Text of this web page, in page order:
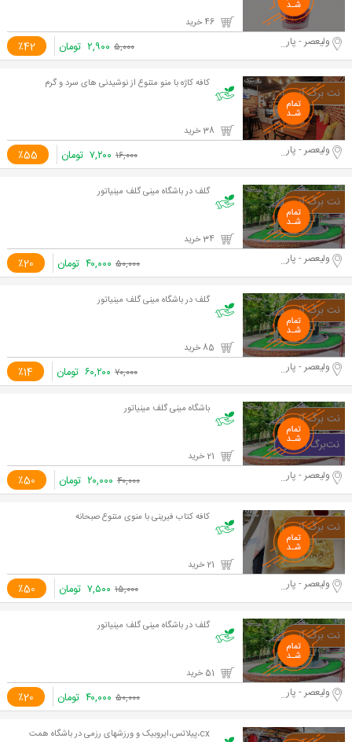
٪42 ولیعصر - پارک ملت ۵,۰۰۰ ۲,۹۰۰ تومان
کافه کاژه با منو متنوع از نوشیدنی های سرد و گرم
٪55 ولیعصر - پارک ملت ۱۶,۰۰۰ ۷,۲۰۰ تومان
گلف در باشگاه مینی گلف مینیاتور
٪20 ولیعصر - پارک ملت ۵۰,۰۰۰ ۴۰,۰۰۰ تومان
گلف در باشگاه مینی گلف مینیاتور
٪14 ولیعصر - پارک ملت ۷۰,۰۰۰ ۶۰,۲۰۰ تومان
باشگاه مینی گلف مینیاتور
٪50 ولیعصر - پارک ملت ۴۰,۰۰۰ ۲۰,۰۰۰ تومان
کافه کتاب فیرینی با منوی متنوع صبحانه
٪50 ولیعصر - پارک ملت ۱۵,۰۰۰ ۷,۵۰۰ تومان
گلف در باشگاه مینی گلف مینیاتور
٪20 ولیعصر - پارک ملت ۵۰,۰۰۰ ۴۰,۰۰۰ تومان
cx،پیلاتس،ایروبیک و ورزشهای رزمی در باشگاه همت